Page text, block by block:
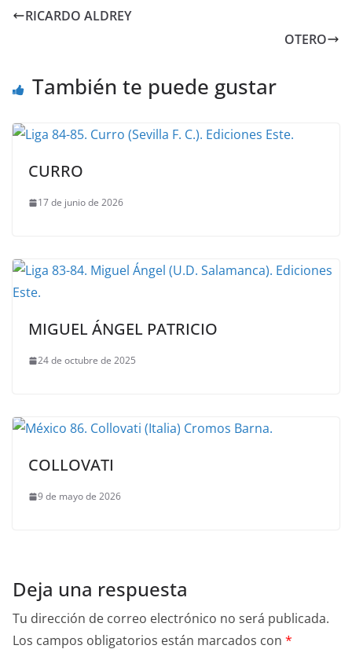
RICARDO ALDREY
OTERO
También te puede gustar
CURRO
17 de junio de 2026
MIGUEL ÁNGEL PATRICIO
24 de octubre de 2025
COLLOVATI
9 de mayo de 2026
Deja una respuesta
Tu dirección de correo electrónico no será publicada.
Los campos obligatorios están marcados con *